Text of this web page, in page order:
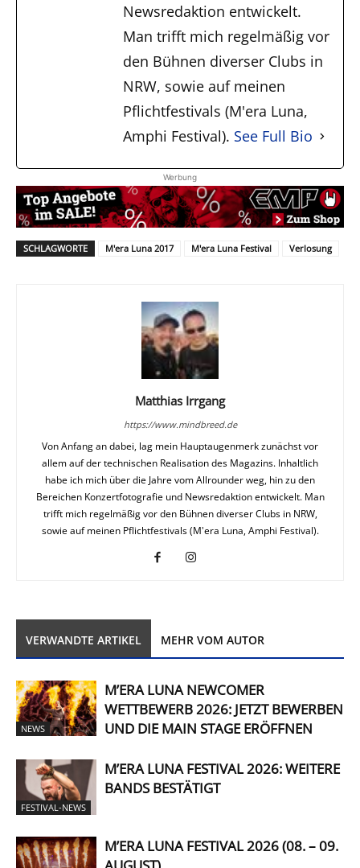
Newsredaktion entwickelt.
Man trifft mich regelmäßig vor
den Bühnen diverser Clubs in
NRW, sowie auf meinen
Pflichtfestivals (M'era Luna,
Amphi Festival). See Full Bio
Werbung
SCHLAGWORTE M'era Luna 2017 M'era Luna Festival Verlosung
Matthias Irrgang
https://www.mindbreed.de
Von Anfang an dabei, lag mein Hauptaugenmerk zunächst vor
allem auf der technischen Realisation des Magazins. Inhaltlich
habe ich mich über die Jahre vom Allrounder weg, hin zu den
Bereichen Konzertfotografie und Newsredaktion entwickelt. Man
trifft mich regelmäßig vor den Bühnen diverser Clubs in NRW,
sowie auf meinen Pflichtfestivals (M'era Luna, Amphi Festival).
VERWANDTE ARTIKEL MEHR VOM AUTOR
NEWS
M’ERA LUNA NEWCOMER
WETTBEWERB 2026: JETZT BEWERBEN
UND DIE MAIN STAGE ERÖFFNEN
FESTIVAL-NEWS
M’ERA LUNA FESTIVAL 2026: WEITERE
BANDS BESTÄTIGT
M’ERA LUNA FESTIVAL 2026 (08. – 09.